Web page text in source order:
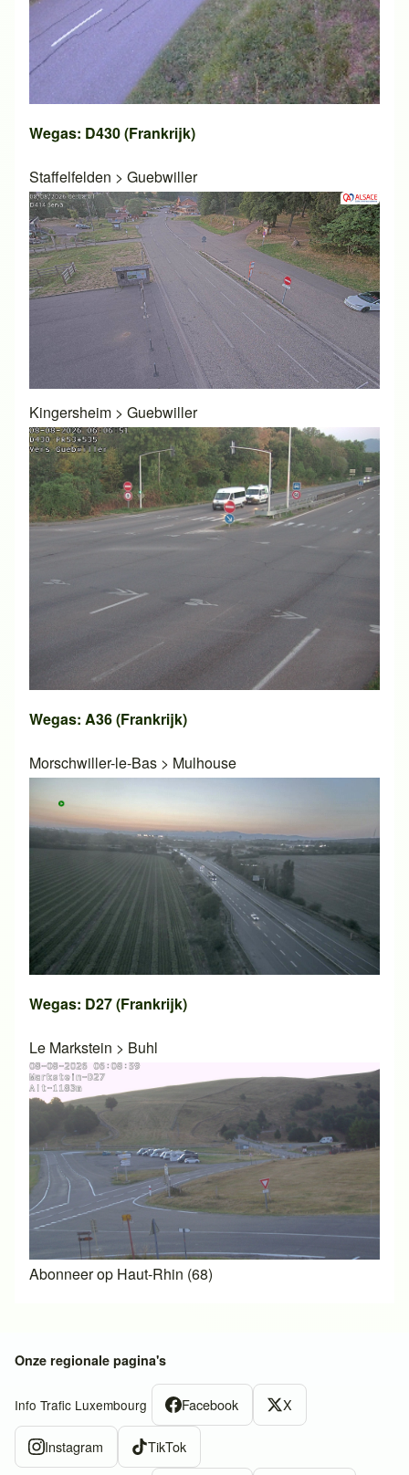
Wegas: D430 (Frankrijk)
Staffelfelden > Guebwiller
Kingersheim > Guebwiller
Wegas: A36 (Frankrijk)
Morschwiller-le-Bas > Mulhouse
Wegas: D27 (Frankrijk)
Le Markstein > Buhl
Abonneer op Haut-Rhin (68)
Onze regionale pagina's
Info Trafic Luxembourg Facebook X
Instagram TikTok